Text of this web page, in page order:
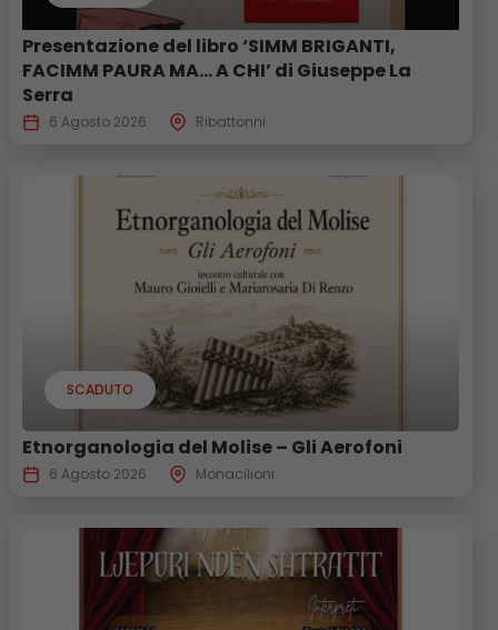
Presentazione del libro ‘SIMM BRIGANTI,
FACIMM PAURA MA… A CHI’ di Giuseppe La
Serra
6 Agosto 2026 Ribattonni
SCADUTO
Etnorganologia del Molise – Gli Aerofoni
6 Agosto 2026 Monacilioni